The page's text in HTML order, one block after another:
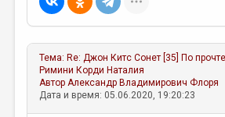
Тема: Re: Джон Китс Сонет [35] По
Римини Корди Наталия
АвторАлександр Владимирович Флоря
Дата и время: 05.06.2020, 19:20:23